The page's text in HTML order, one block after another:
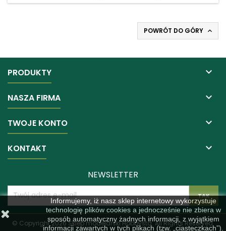
POWRÓT DO GÓRY 
PRODUKTY 
NASZA FIRMA 
TWOJE KONTO 
KONTAKT 
Informujemy, iż nasz sklep internetowy wykorzystuje
technologię plików cookies a jednocześnie nie zbiera w
sposób automatyczny żadnych informacji, z wyjątkiem
informacji zawartych w tych plikach (tzw. „ciasteczkach”).
NEWSLETTER
© Copyright 2026 Sklep modelarski Hobbysta. All Rights Reserved.